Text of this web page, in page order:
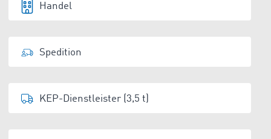
Handel
Spedition
KEP-Dienstleister (3,5 t)